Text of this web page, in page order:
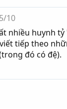
10
nhiều huynh
tiếp theo
đó có đệ).